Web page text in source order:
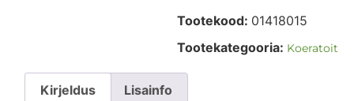
Tootekood: 01418015
Tootekategooria: Koeratoit
Kirjeldus Lisainfo